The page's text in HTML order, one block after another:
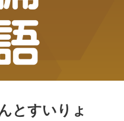
とすいりょ